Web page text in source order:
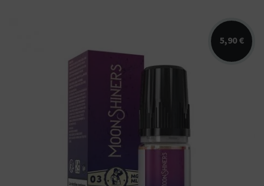
5,90 €
Arômes : raisin, myrtille, fraicheur. E-